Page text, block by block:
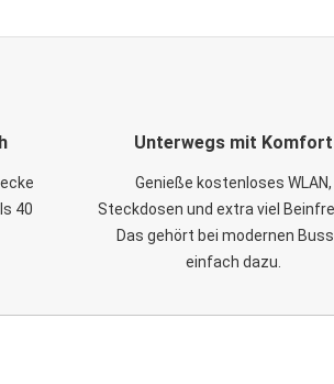
40
Unterwegs mit Komfort
Genieße kostenloses WLAN,
Steckdosen und extra viel
Das gehört bei modernen
einfach dazu.